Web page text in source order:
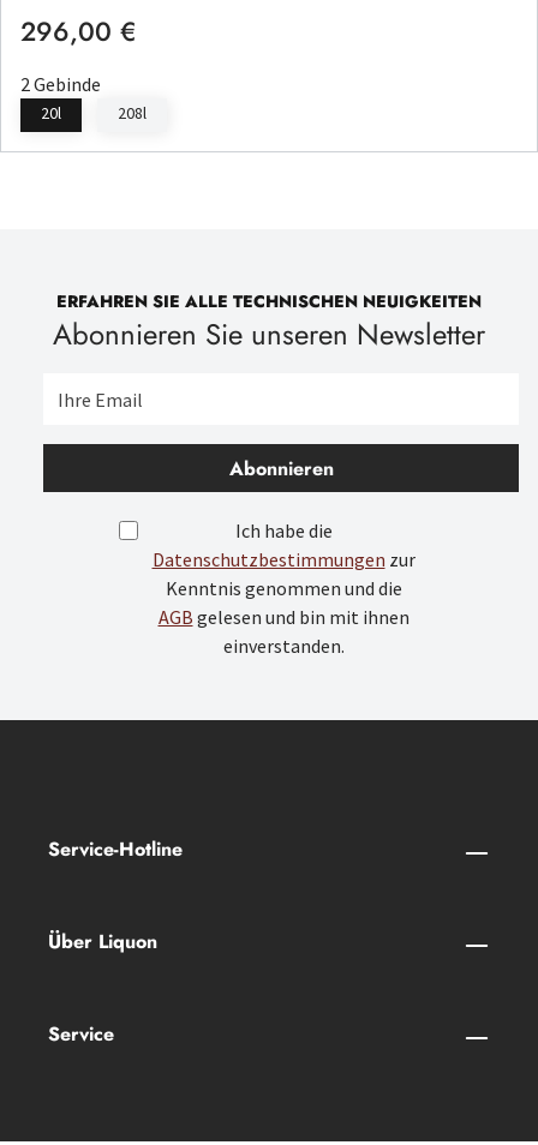
Regulärer Preis:
296,00 €
2 Gebinde
20l 208l
ERFAHREN SIE ALLE TECHNISCHEN NEUIGKEITEN
Abonnieren Sie unseren Newsletter
Abonnieren
Ich habe die
Datenschutzbestimmungen zur
Kenntnis genommen und die
AGB gelesen und bin mit ihnen
einverstanden.
Service-Hotline
Über Liquon
Service